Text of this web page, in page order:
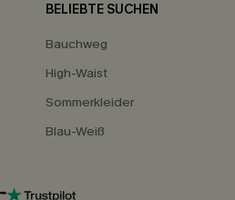
BELIEBTE SUCHEN
Bauchweg
High-Waist
Sommerkleider
Blau-Weiß